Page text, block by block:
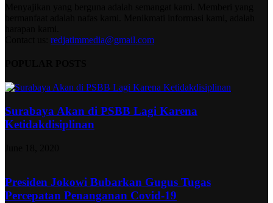
redjatimmedia@gmail.com
Surabaya Akan di PSBB Lagi Karena
Ketidakdisiplinan
Presiden Jokowi Bubarkan Gugus Tugas
Percepatan Penanganan Covid-19